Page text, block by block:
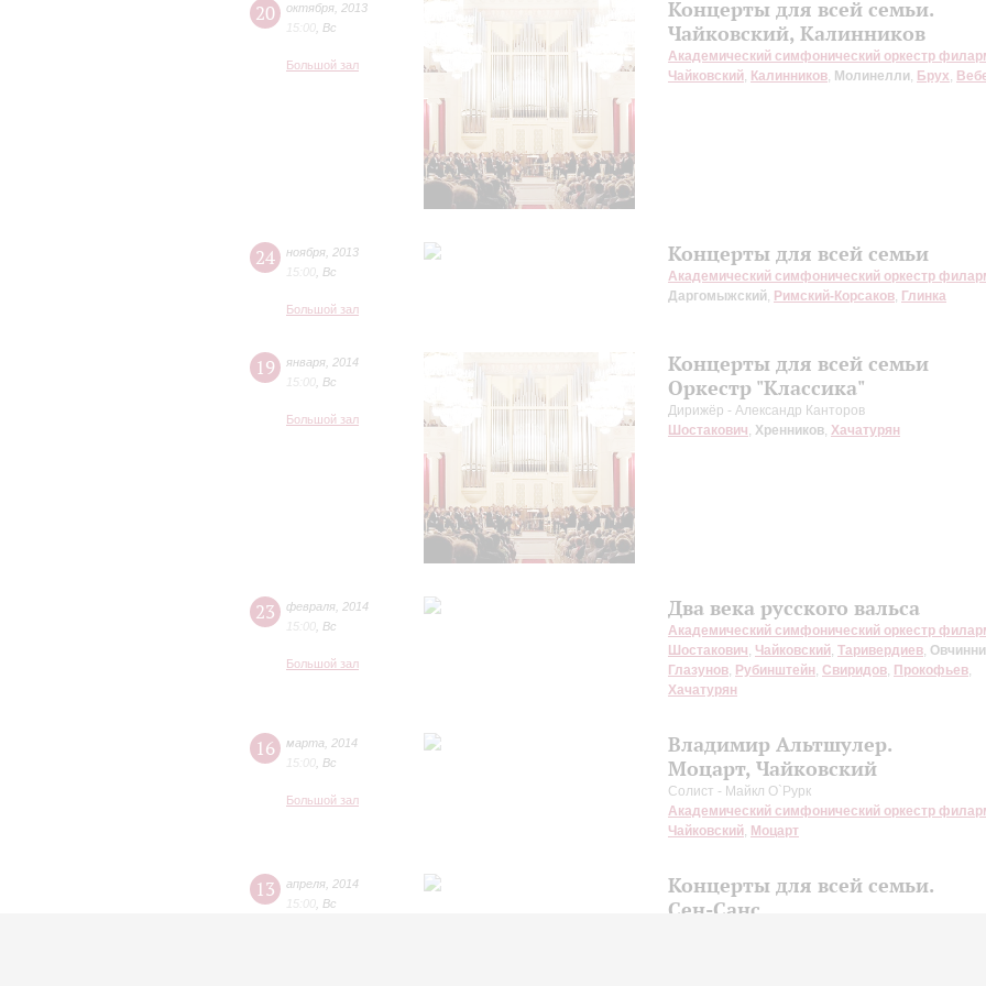
20 октября 2013
15:00 Вс
Большой зал
Концерты для всей семьи.
Чайковский, Калинников
Академический симфонический оркестр
Чайковский, Калинников, Молинелли, Брух,
24 ноября 2013
15:00 Вс
Большой зал
Концерты для всей семьи
Академический симфонический оркестр
Даргомыжский, Римский-Корсаков, Глинка
19 января 2014
15:00 Вс
Большой зал
Концерты для всей семьи
Оркестр "Классика"
Дирижёр - Александр Канторов
Шостакович, Хренников, Хачатурян
23 февраля 2014
15:00 Вс
Большой зал
Два века русского вальса
Академический симфонический оркестр
Шостакович, Чайковский, Таривердиев,
Глазунов, Рубинштейн, Свиридов, Прокофьев,
Хачатурян
16 марта
2014
15:00 Вс
Большой зал
Владимир Альтшулер.
Моцарт, Чайковский
Солист - Майкл О`Рурк
Академический симфонический оркестр
Чайковский, Моцарт
13 апреля 2014
15:00 Вс
Концерты для всей семьи.
Сен-Санс